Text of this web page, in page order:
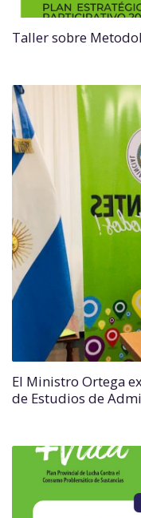
Taller sobre
El Ministro Ortega
de Estudios de